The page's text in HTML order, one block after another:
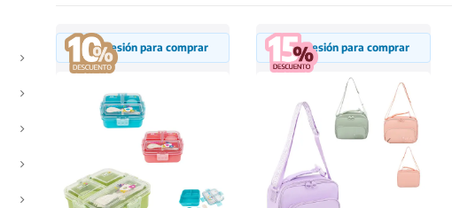
Inicia sesión para comprar Inicia sesión para comprar